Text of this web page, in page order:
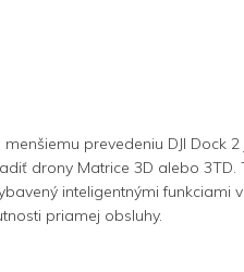
prevedeniu DJI Dock
drony Matrice 3D alebo 3TD.
inteligentnými funkciami
priamej obsluhy.